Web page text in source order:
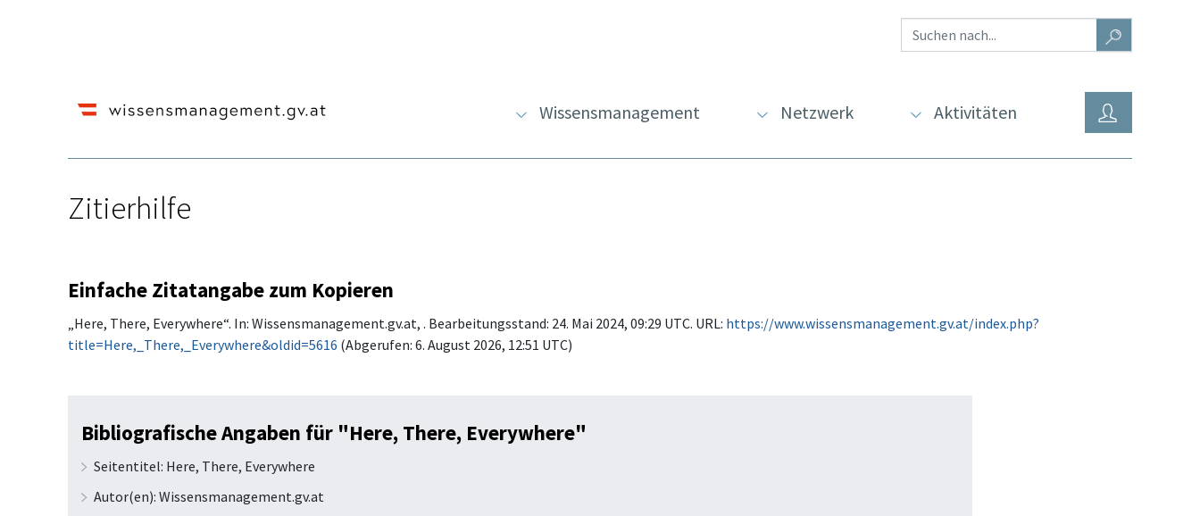
Wissensmanagement Netzwerk Aktivitäten
Zitierhilfe
Wechseln zu: Navigation
Einfache Zitatangabe zum Kopieren
„Here, There, Everywhere“. In: Wissensmanagement.gv.at, . Bearbeitungsstand: 24. Mai 2024, 09:29 UTC. URL: https://www.wissensmanagement.gv.at/index.php?
title=Here,_There,_Everywhere&oldid=5616 (Abgerufen: 6. August 2026, 12:51 UTC)
Bibliografische Angaben für "Here, There, Everywhere"
Seitentitel: Here, There, Everywhere
Autor(en): Wissensmanagement.gv.at